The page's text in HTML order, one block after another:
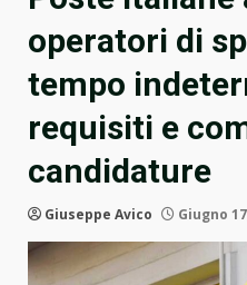
operatori di
tempo
requisiti e
candidature
Giuseppe Avico Giugno